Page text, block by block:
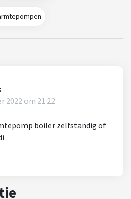
2022 om 21:22
boiler zelfstandig of